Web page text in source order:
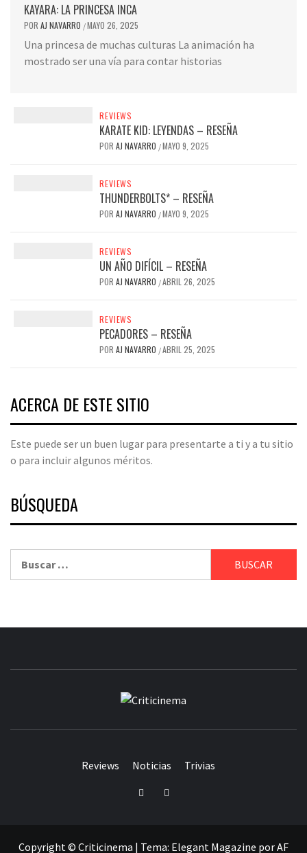
KAYARA: LA PRINCESA INCA
POR AJ NAVARRO /MAYO 26, 2025
Una princesa de muchas culturas La animación ha
mostrado ser una vía para contar historias
REVIEWS
KARATE KID: LEYENDAS – RESEÑA
POR AJ NAVARRO /MAYO 9, 2025
REVIEWS
THUNDERBOLTS* – RESEÑA
POR AJ NAVARRO /MAYO 9, 2025
REVIEWS
UN AÑO DIFÍCIL – RESEÑA
POR AJ NAVARRO /ABRIL 26, 2025
REVIEWS
PECADORES – RESEÑA
POR AJ NAVARRO /ABRIL 25, 2025
ACERCA DE ESTE SITIO
Este puede ser un buen lugar para presentarte a ti y a tu sitio
o para incluir algunos méritos.
BÚSQUEDA
Reviews Noticias Trivias
TwitterFacebook
Copyright © Criticinema | Tema: Elegant Magazine porAF